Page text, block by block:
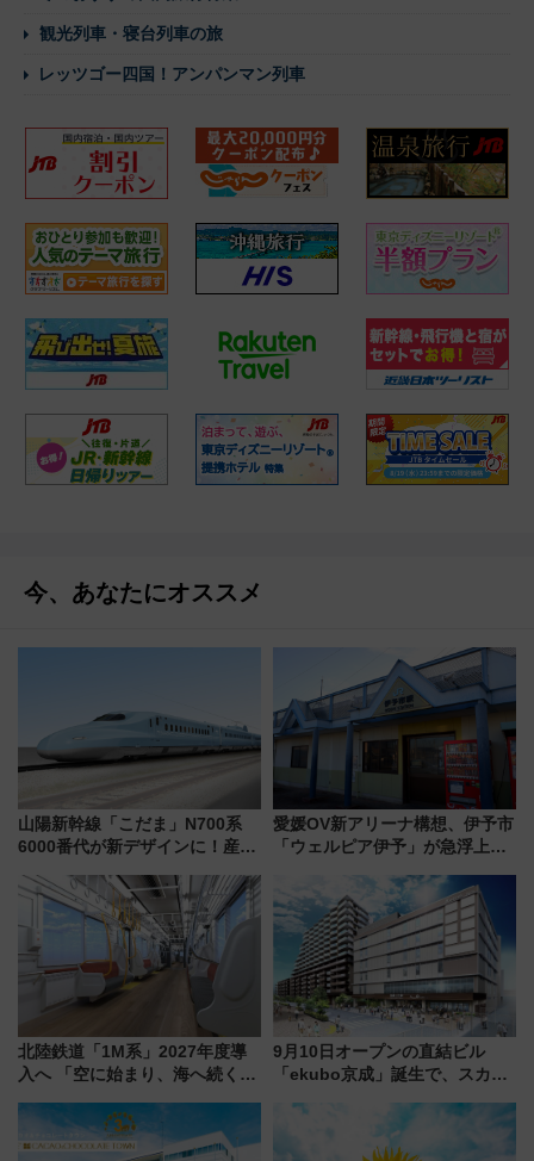
観光列車・寝台列車の旅
レッツゴー四国！アンパンマン列車
今、あなたにオススメ
山陽新幹線「こだま」N700系
6000番代が新デザインに！産学
用は今冬から
愛媛OV新アリーナ構想、伊予市
「ウェルピア伊予」が急浮上！
で探る鉄道アクセスの未来
北陸鉄道「1M系」2027年度導
入へ 「空に始まり、海へ続く」
神秘的なデザイン
9月10日オープンの直結ビル
「ekubo京成」誕生で、スカイ
新鎌ヶ谷はどう変わる？ 全テナ
ント情報も公開！